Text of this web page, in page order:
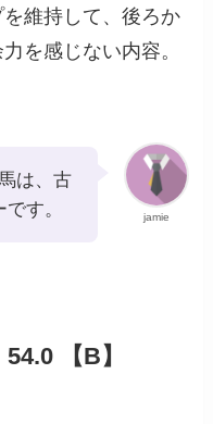
維持して、後ろか
を感じない内容。
jamie
は、古
す。
【B】